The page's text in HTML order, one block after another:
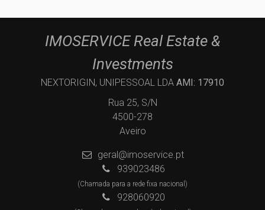
IMOSERVICE Real Estate &
Investments
NEXTORIGIN, UNIPESSOAL LDA AMI: 17910
Rua 25, S/N
4500-278
Aveiro
geral@imoservice.pt
939023486
(Chamada para a rede fixa nacional)
928060920